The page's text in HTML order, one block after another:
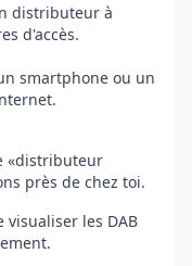
distributeur à
d'accès.
smartphone ou un
distributeur
près de chez toi.
visualiser les DAB